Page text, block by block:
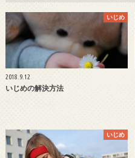
いじめ
2018.9.12
いじめの解決方法
いじめ